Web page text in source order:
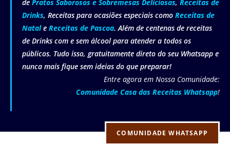
de Pratos Saborosos e Sobremesas Deliciosas, Receitas de
Drinks, Receitas para ocasiões especiais como Receitas de
Natale Receitas de Pascoa. Além de centenas de receitas
de Drinks com e sem álcool para atender a todos os
públicos. Tudo isso, gratuitamente direto do seu Whatsapp e
nunca mais fique sem ideias do que preparar!
Entre agora em Nossa Comunidade:
Comunidade Casa das Receitas Whatsapp!
COMUNIDADE WHATSAPP